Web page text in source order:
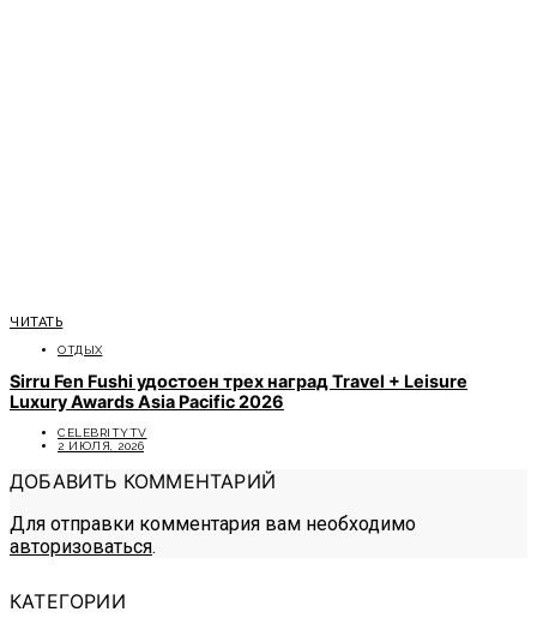
ЧИТАТЬ
ОТДЫХ
Sirru Fen Fushi удостоен трех наград Travel + Leisure
Luxury Awards Asia Pacific 2026
CELEBRITYTV
2 ИЮЛЯ, 2026
ДОБАВИТЬ КОММЕНТАРИЙ
Для отправки комментария вам необходимо
авторизоваться.
КАТЕГОРИИ